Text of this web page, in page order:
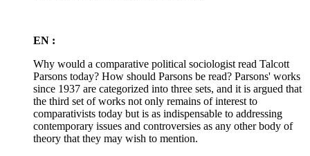
EN :
Why would a comparative political sociologist read Talcott
Parsons today? How should Parsons be read? Parsons' works
since 1937 are categorized into three sets, and it is argued that
the third set of works not only remains of interest to
comparativists today but is as indispensable to addressing
contemporary issues and controversies as any other body of
theory that they may wish to mention.